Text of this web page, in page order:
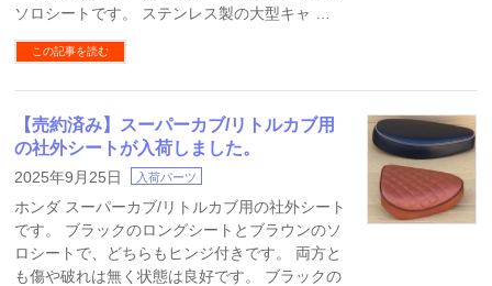
ソロシートです。 ステンレス製の大型キャ …
この記事を読む
【売約済み】スーパーカブ/リトルカブ用
の社外シートが入荷しました。
2025年9月25日 入荷パーツ
ホンダ スーパーカブ/リトルカブ用の社外シート
です。 ブラックのロングシートとブラウンのソ
ロシートで、どちらもヒンジ付きです。 両方と
も傷や破れは無く状態は良好です。 ブラックの